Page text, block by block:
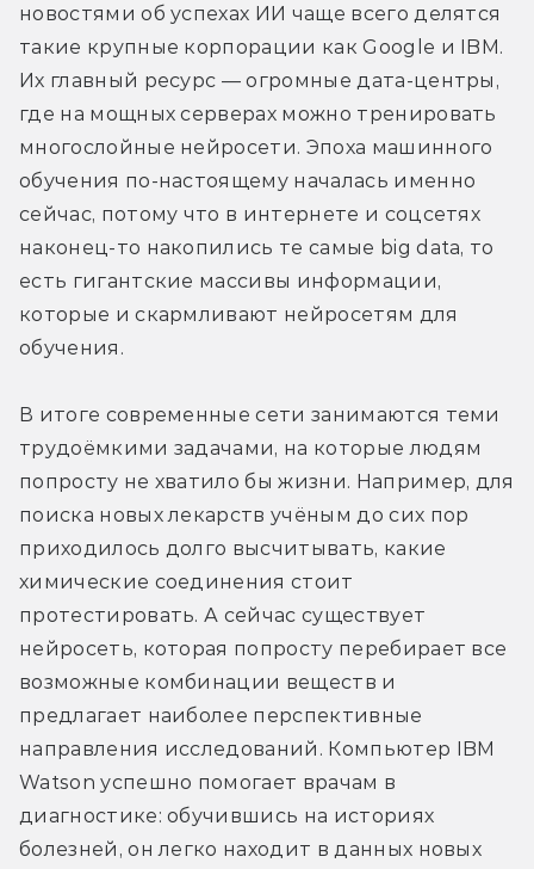
новостями об успехах ИИ чаще всего делятся
такие крупные корпорации как Google и IBM.
Их главный ресурс — огромные дата-центры,
где на мощных серверах можно тренировать
многослойные нейросети. Эпоха машинного
обучения по-настоящему началась именно
сейчас, потому что в интернете и соцсетях
наконец-то накопились те самые big data, то
есть гигантские массивы информации,
которые и скармливают нейросетям для
обучения.
В итоге современные сети занимаются теми
трудоёмкими задачами, на которые людям
попросту не хватило бы жизни. Например, для
поиска новых лекарств учёным до сих пор
приходилось долго высчитывать, какие
химические соединения стоит
протестировать. А сейчас существует
нейросеть, которая попросту перебирает все
возможные комбинации веществ и
предлагает наиболее перспективные
направления исследований. Компьютер IBM
Watson успешно помогает врачам в
диагностике: обучившись на историях
болезней, он легко находит в данных новых